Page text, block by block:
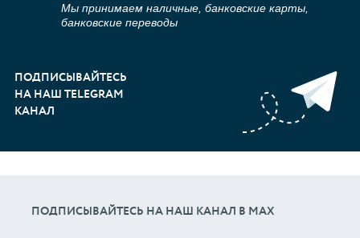
Мы принимаем наличные, банковские карты,
банковские переводы
ПОДПИСЫВАЙТЕСЬ
НА НАШ TELEGRAM
КАНАЛ
ПОДПИСЫВАЙТЕСЬ НА НАШ КАНАЛ В МАХ